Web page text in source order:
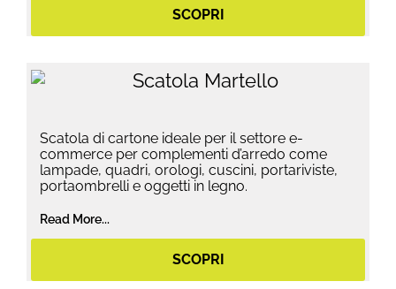
SCOPRI
Scatola di cartone ideale per il settore e-
commerce per complementi d’arredo come
lampade, quadri, orologi, cuscini, portariviste,
portaombrelli e oggetti in legno.
Read More...
SCOPRI